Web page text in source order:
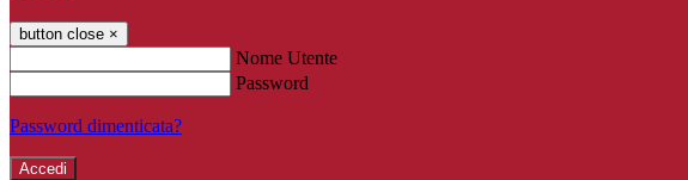
button close ×
Nome Utente
Password
Password dimenticata?